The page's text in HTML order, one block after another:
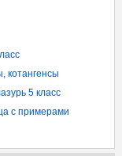
котангенсы
5 класс
с примерами